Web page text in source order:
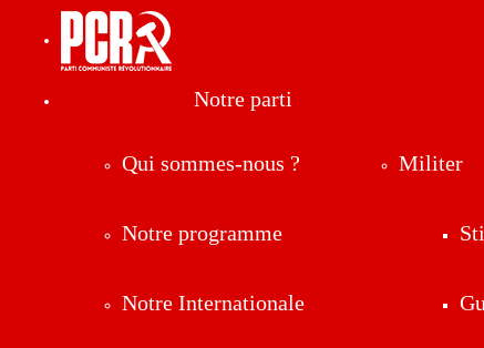
Notre parti
Qui sommes-nous ?
Notre programme
Notre Internationale
Militer